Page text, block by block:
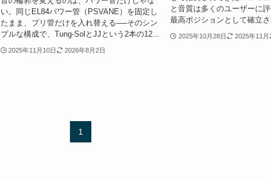
い。同じEL84パワー管（PSVANE）を固定し
たまま、プリ管だけを入れ替える──そのシン
プルな構成で、Tung-SolとJJという2本の12...
2025年11月10日 2026年8月2日
と音質は多くのユーザーに
最高ポジションとして確立さ
2025年10月28日 2025年11月
1